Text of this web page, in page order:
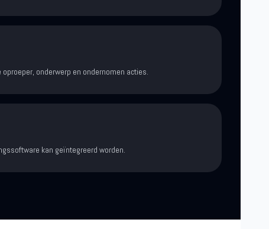
onderwerp en ondernomen acties.
kan geïntegreerd worden.